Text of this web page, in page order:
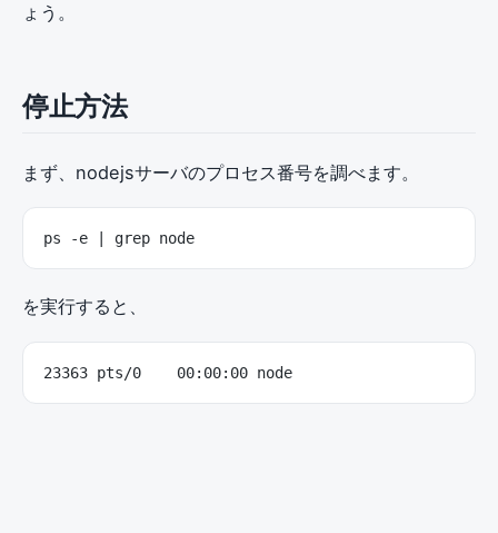
ょう。
停止方法
まず、nodejsサーバのプロセス番号を調べます。
ps -e | grep node
を実行すると、
23363 pts/0    00:00:00 node